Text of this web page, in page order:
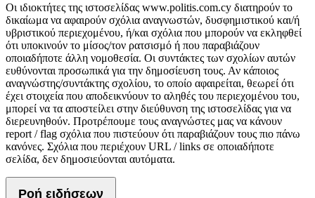
Οι ιδιοκτήτες της ιστοσελίδας www.politis.com.cy διατηρούν το
δικαίωμα να αφαιρούν σχόλια αναγνωστών, δυσφημιστικού και/ή
υβριστικού περιεχομένου, ή/και σχόλια που μπορούν να εκληφθεί
ότι υποκινούν το μίσος/τον ρατσισμό ή που παραβιάζουν
οποιαδήποτε άλλη νομοθεσία. Οι συντάκτες των σχολίων αυτών
ευθύνονται προσωπικά για την δημοσίευση τους. Αν κάποιος
αναγνώστης/συντάκτης σχολίου, το οποίο αφαιρείται, θεωρεί ότι
έχει στοιχεία που αποδεικνύουν το αληθές του περιεχομένου του,
μπορεί να τα αποστείλει στην διεύθυνση της ιστοσελίδας για να
διερευνηθούν. Προτρέπουμε τους αναγνώστες μας να κάνουν
report / flag σχόλια που πιστεύουν ότι παραβιάζουν τους πιο πάνω
κανόνες. Σχόλια που περιέχουν URL / links σε οποιαδήποτε
σελίδα, δεν δημοσιεύονται αυτόματα.
Ροή ειδήσεων